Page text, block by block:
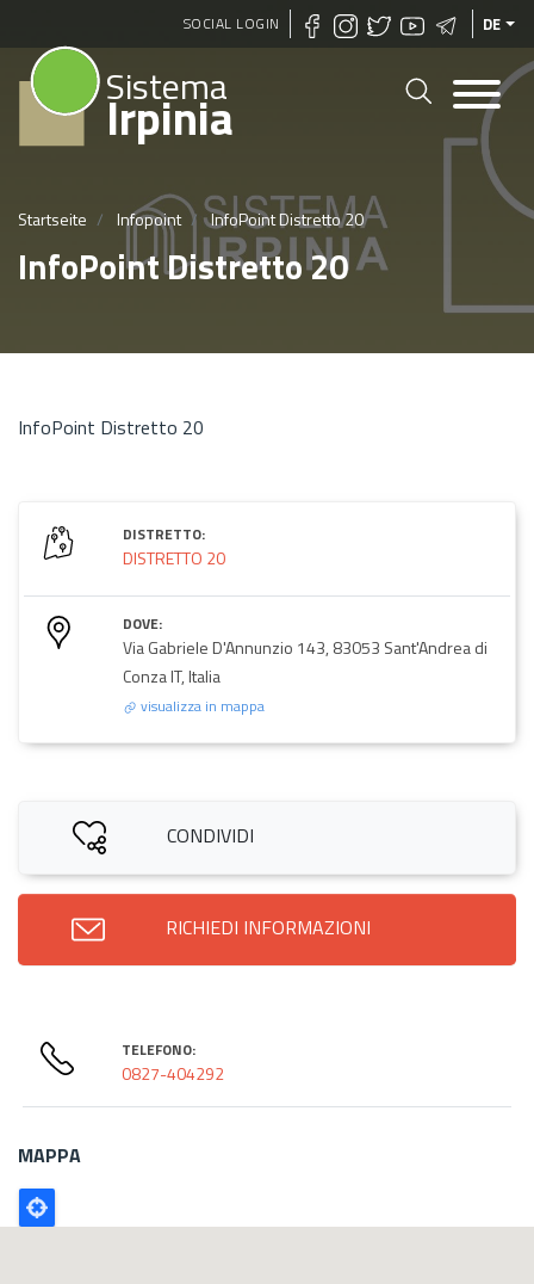
Direkt
zum
SOCIAL LOGIN DE
Sistema
Irpinia
Startseite Infopoint InfoPoint Distretto 20
InfoPoint Distretto 20
InfoPoint Distretto 20
DISTRETTO:
DISTRETTO 20
DOVE:
Via Gabriele D'Annunzio 143, 83053 Sant'Andrea di
Conza IT, Italia
visualizza in mappa
CONDIVIDI
RICHIEDI INFORMAZIONI
TELEFONO:
0827-404292
MAPPA